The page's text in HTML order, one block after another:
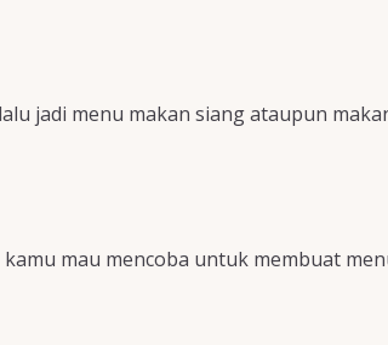
jadi menu makan siang ataupun
mau mencoba untuk membuat